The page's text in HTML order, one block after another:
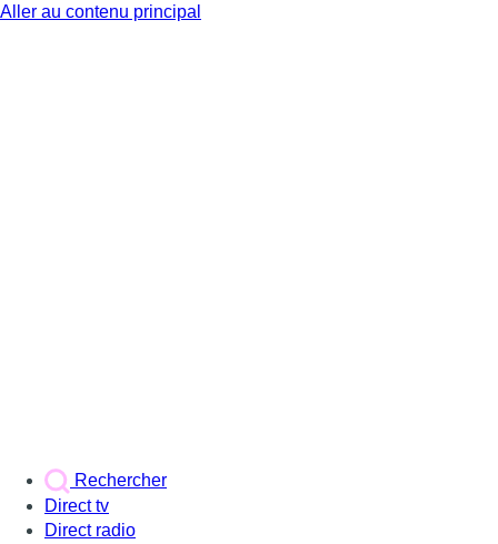
Aller au contenu principal
Rechercher
Direct tv
Direct radio